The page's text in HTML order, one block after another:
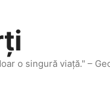
o singură viaţă." –